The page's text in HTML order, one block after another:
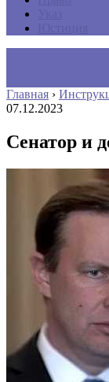
Главная ›
07.12.2023
Сенатор и